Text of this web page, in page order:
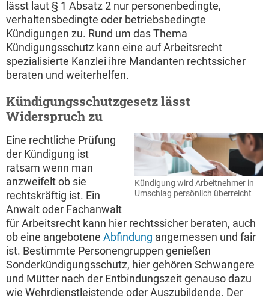
lässt laut § 1 Absatz 2 nur personenbedingte,
verhaltensbedingte oder betriebsbedingte
Kündigungen zu. Rund um das Thema
Kündigungsschutz kann eine auf Arbeitsrecht
spezialisierte Kanzlei ihre Mandanten rechtssicher
beraten und weiterhelfen.
Kündigungsschutzgesetz lässt
Widerspruch zu
Kündigung wird Arbeitnehmer in
Umschlag persönlich überreicht
Eine rechtliche Prüfung
der Kündigung ist
ratsam wenn man
anzweifelt ob sie
rechtskräftig ist. Ein
Anwalt oder Fachanwalt
für Arbeitsrecht kann hier rechtssicher beraten, auch
ob eine angebotene Abfindung angemessen und fair
ist. Bestimmte Personengruppen genießen
Sonderkündigungsschutz, hier gehören Schwangere
und Mütter nach der Entbindungszeit genauso dazu
wie Wehrdienstleistende oder Auszubildende. Der